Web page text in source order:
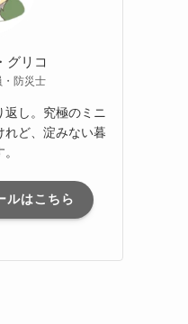
グリコ
・防災士
返し。究極のミニ
れど、淀みない暮
ルはこちら